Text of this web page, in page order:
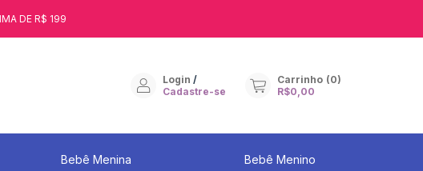
DE R$ 199
Login /
Cadastre-se
Carrinho (0)
R$0,00
Bebê Menina Bebê Menino